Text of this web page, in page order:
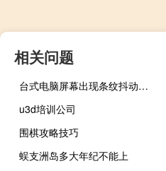
相关问题
台式电脑屏幕出现条纹抖动（电脑屏幕出现条纹抖动）
u3d培训公司
围棋攻略技巧
蜈支洲岛多大年纪不能上